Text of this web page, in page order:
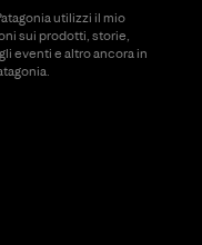
utilizzi il mio
sui prodotti, storie,
eventi e altro ancora in